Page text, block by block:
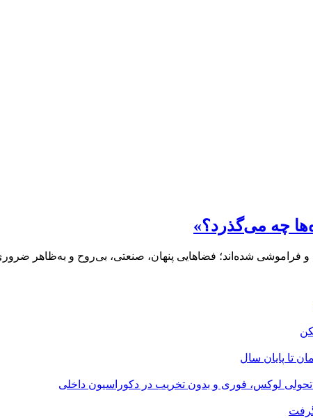
چه می‌گذرد؟»
و فراموشی شده‌اند؛ فضاهایی پنهان، صنعتی، بی‌روح و به‌ظاهر
تحولی لوکس، فوری و بدون تخریب در دکوراسیون داخلی